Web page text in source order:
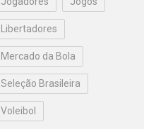
Libertadores
Mercado da Bola
Seleção Brasileira
Voleibol